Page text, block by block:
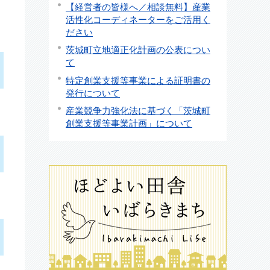
【経営者の皆様へ／相談無料】産業
活性化コーディネーターをご活用く
ださい
茨城町立地適正化計画の公表につい
て
特定創業支援等事業による証明書の
発行について
産業競争力強化法に基づく「茨城町
創業支援等事業計画」について